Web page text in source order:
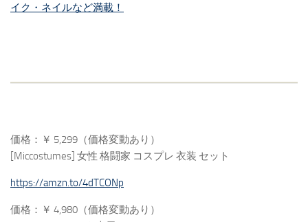
イク・ネイルなど満載！
価格：￥ 5,299（価格変動あり）
[Miccostumes] 女性 格闘家 コスプレ 衣装 セット
https://amzn.to/4dTCONp
価格：￥ 4,980（価格変動あり）